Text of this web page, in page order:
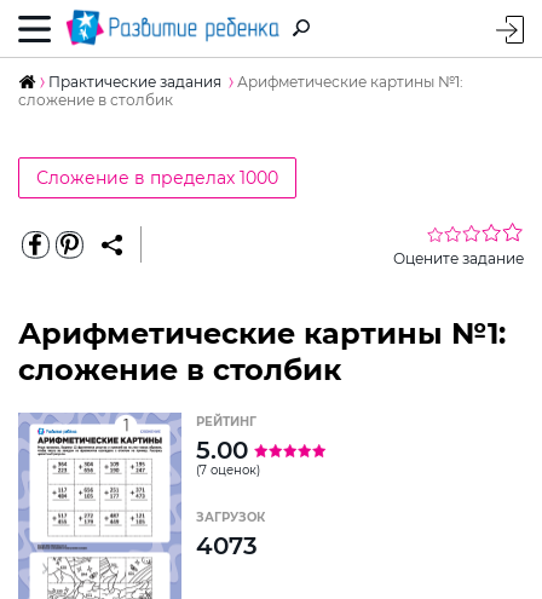
Практические задания
Арифметические картины №1:
сложение в столбик
Сложение в пределах 1000
Оцените задание
Арифметические картины №1:
сложение в столбик
РЕЙТИНГ
5.00
(7 оценок)
ЗАГРУЗОК
4073